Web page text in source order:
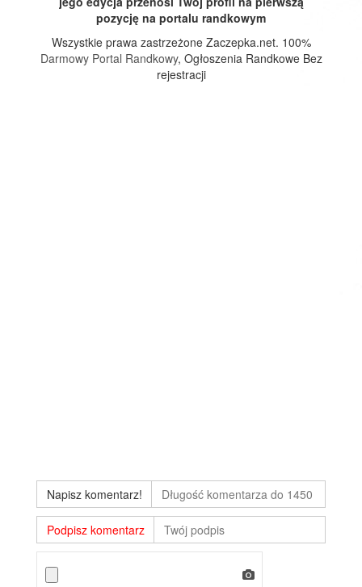
pozycję na portalu randkowym
Wszystkie prawa zastrzeżone Zaczepka.net. 100%
Darmowy Portal Randkowy, Ogłoszenia Randkowe Bez
rejestracji
Napisz komentarz!
Podpisz komentarz